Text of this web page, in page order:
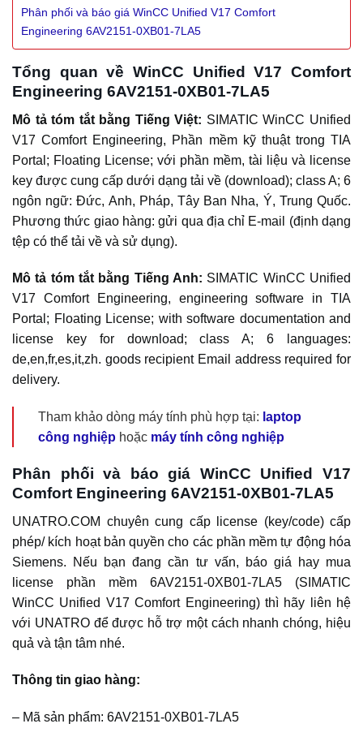
Phân phối và báo giá WinCC Unified V17 Comfort
Engineering 6AV2151-0XB01-7LA5
Tổng quan về WinCC Unified V17 Comfort
Engineering 6AV2151-0XB01-7LA5
Mô tả tóm tắt bằng Tiếng Việt: SIMATIC WinCC Unified
V17 Comfort Engineering, Phần mềm kỹ thuật trong TIA
Portal; Floating License; với phần mềm, tài liệu và license
key được cung cấp dưới dạng tải về (download); class A; 6
ngôn ngữ: Đức, Anh, Pháp, Tây Ban Nha, Ý, Trung Quốc.
Phương thức giao hàng: gửi qua địa chỉ E-mail (định dạng
tệp có thể tải về và sử dụng).
Mô tả tóm tắt bằng Tiếng Anh: SIMATIC WinCC Unified
V17 Comfort Engineering, engineering software in TIA
Portal; Floating License; with software documentation and
license key for download; class A; 6 languages:
de,en,fr,es,it,zh. goods recipient Email address required for
delivery.
Tham khảo dòng máy tính phù hợp tại: laptop
công nghiệp hoặc máy tính công nghiệp
Phân phối và báo giá WinCC Unified V17
Comfort Engineering 6AV2151-0XB01-7LA5
UNATRO.COM chuyên cung cấp license (key/code) cấp
phép/ kích hoạt bản quyền cho các phần mềm tự động hóa
Siemens. Nếu bạn đang cần tư vấn, báo giá hay mua
license phần mềm 6AV2151-0XB01-7LA5 (SIMATIC
WinCC Unified V17 Comfort Engineering) thì hãy liên hệ
với UNATRO để được hỗ trợ một cách nhanh chóng, hiệu
quả và tận tâm nhé.
Thông tin giao hàng:
– Mã sản phẩm: 6AV2151-0XB01-7LA5